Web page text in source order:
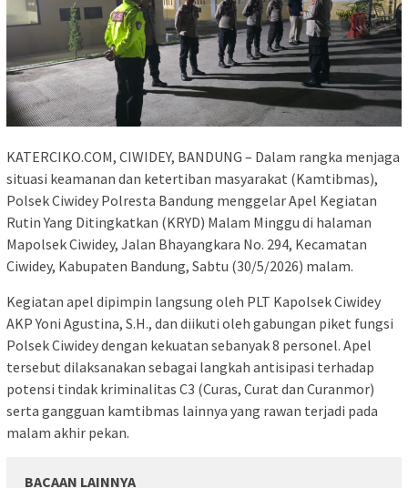
KATERCIKO.COM, CIWIDEY, BANDUNG – Dalam rangka menjaga
situasi keamanan dan ketertiban masyarakat (Kamtibmas),
Polsek Ciwidey Polresta Bandung menggelar Apel Kegiatan
Rutin Yang Ditingkatkan (KRYD) Malam Minggu di halaman
Mapolsek Ciwidey, Jalan Bhayangkara No. 294, Kecamatan
Ciwidey, Kabupaten Bandung, Sabtu (30/5/2026) malam.
Kegiatan apel dipimpin langsung oleh PLT Kapolsek Ciwidey
AKP Yoni Agustina, S.H., dan diikuti oleh gabungan piket fungsi
Polsek Ciwidey dengan kekuatan sebanyak 8 personel. Apel
tersebut dilaksanakan sebagai langkah antisipasi terhadap
potensi tindak kriminalitas C3 (Curas, Curat dan Curanmor)
serta gangguan kamtibmas lainnya yang rawan terjadi pada
malam akhir pekan.
BACAAN LAINNYA